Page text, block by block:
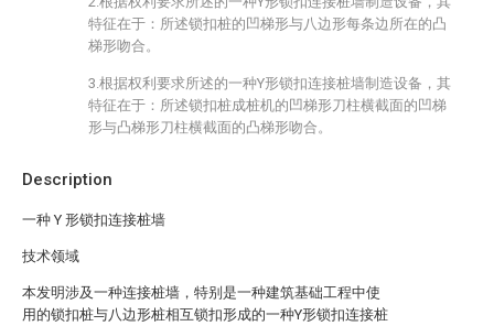
Description
一种 Y 形锁扣连接桩墙
技术领域
本发明涉及一种连接桩墙，特别是一种建筑基础工程中使
用的锁扣桩与八边形桩相互锁扣形成的一种Y形锁扣连接桩
特征在于：所述锁扣桩的凹梯形与八边形每条边所在的凸
梯形吻合。
3.根据权利要求所述的一种Y形锁扣连接桩墙制造设备，其
特征在于：所述锁扣桩成桩机的凹梯形刀柱横截面的凹梯
形与凸梯形刀柱横截面的凸梯形吻合。